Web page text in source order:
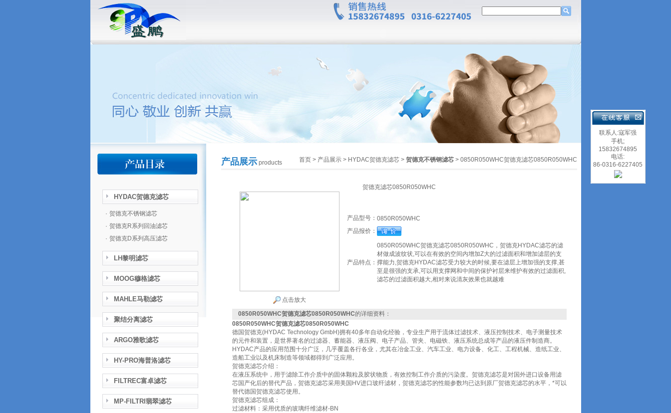
HYDAC贺德克滤芯
· 贺德克不锈钢滤芯
· 贺德克R系列回油滤芯
· 贺德克D系列高压滤芯
LH黎明滤芯
MOOG穆格滤芯
MAHLE马勒滤芯
聚结分离滤芯
ARGO雅歌滤芯
HY-PRO海普洛滤芯
FILTREC富卓滤芯
MP-FILTRI翡翠滤芯
产品展示 products 首页 > 产品展示 > HYDAC贺德克滤芯 > 贺德克不锈钢滤芯 > 0850R050WHC贺德克滤芯0850R050WHC
贺德克滤芯0850R050WHC
点击放大
产品型号： 0850R050WHC
产品报价：
产品特点：
0850R050WHC贺德克滤芯0850R050WHC，贺德克HYDAC滤芯的滤
材做成波纹状,可以在有效的空间内增加Z大的过滤面积和增加滤层的支
撑能力,贺德克HYDAC滤芯受力较大的时候,要在滤层上增加强的支撑,甚
至是很强的支承,可以用支撑网和中间的保护衬层来维护有效的过滤面积,
滤芯的过滤面积越大,相对来说清灰效果也就越难
0850R050WHC贺德克滤芯0850R050WHC的详细资料：
0850R050WHC贺德克滤芯0850R050WHC
德国贺德克(HYDAC Technology GmbH)拥有40多年自动化经验，专业生产用于流体过滤技术、液压控制技术、电子测量技术
的元件和装置，是世界著名的过滤器、蓄能器、液压阀、电子产品、管夹、电磁铁、液压系统总成等产品的液压件制造商。
HYDAC产品的应用范围十分广泛，几乎覆盖各行各业，尤其在冶金工业、汽车工业、电力设备、化工、工程机械、造纸工业、
造船工业以及机床制造等领域都得到广泛应用。
贺德克滤芯介绍：
在液压系统中，用于滤除工作介质中的固体颗粒及胶状物质，有效控制工作介质的污染度。贺德克滤芯是对国外进口设备用滤
芯国产化后的替代产品，贺德克滤芯采用美国HV进口玻纤滤材，贺德克滤芯的性能参数均已达到原厂贺德克滤芯的水平，*可以
替代德国贺德克滤芯使用。
贺德克滤芯组成：
过滤材料：采用优质的玻璃纤维滤材-BN
联系人:寇军强
手机;
15832674895
电话:
86-0316-6227405